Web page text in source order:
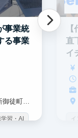
事業統
る事業
口 徒歩3分
習・AI
直
イ
ン